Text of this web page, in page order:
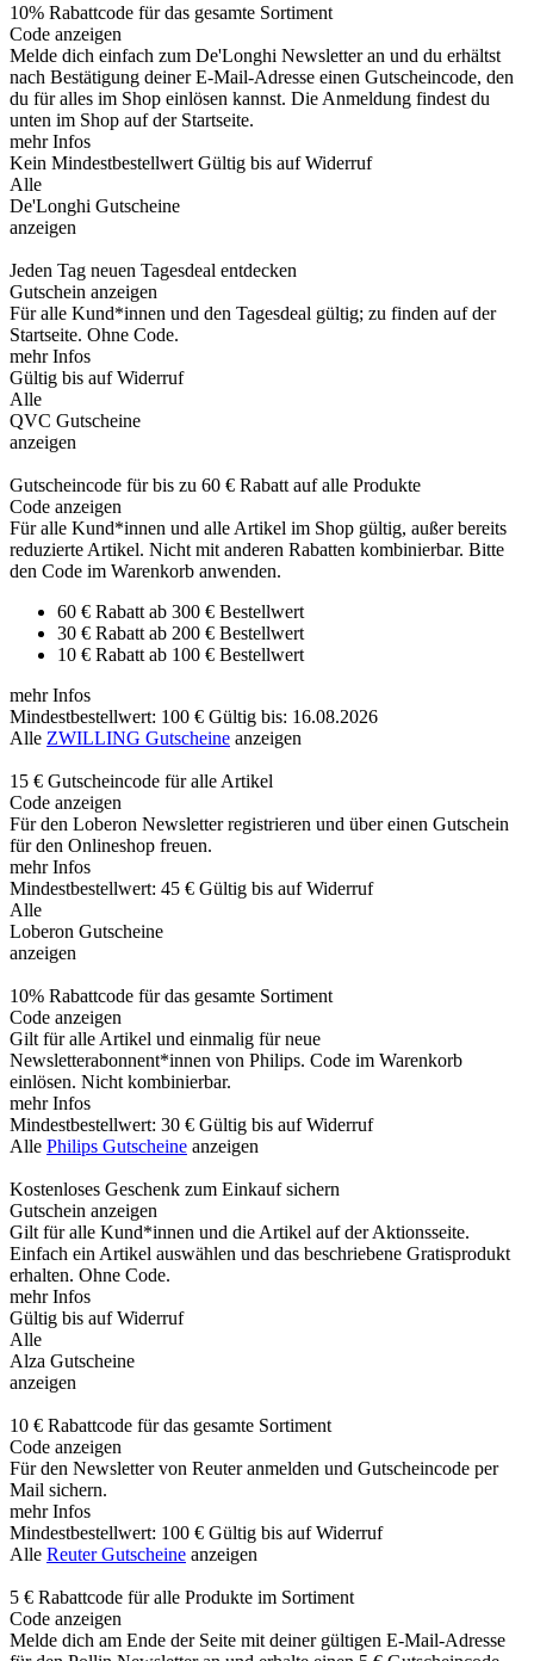
10% Rabattcode für das gesamte Sortiment
Code anzeigen
Melde dich einfach zum De'Longhi Newsletter an und du erhältst
nach Bestätigung deiner E-Mail-Adresse einen Gutscheincode, den
du für alles im Shop einlösen kannst. Die Anmeldung findest du
unten im Shop auf der Startseite.
mehr Infos
Kein Mindestbestellwert Gültig bis auf Widerruf
Alle
De'Longhi Gutscheine
anzeigen
Jeden Tag neuen Tagesdeal entdecken
Gutschein anzeigen
Für alle Kund*innen und den Tagesdeal gültig; zu finden auf der
Startseite. Ohne Code.
mehr Infos
Gültig bis auf Widerruf
Alle
QVC Gutscheine
anzeigen
Gutscheincode für bis zu 60 € Rabatt auf alle Produkte
Code anzeigen
Für alle Kund*innen und alle Artikel im Shop gültig, außer bereits
reduzierte Artikel. Nicht mit anderen Rabatten kombinierbar. Bitte
den Code im Warenkorb anwenden.
60 € Rabatt ab 300 € Bestellwert
30 € Rabatt ab 200 € Bestellwert
10 € Rabatt ab 100 € Bestellwert
mehr Infos
Mindestbestellwert: 100 € Gültig bis: 16.08.2026
Alle ZWILLING Gutscheine anzeigen
15 € Gutscheincode für alle Artikel
Code anzeigen
Für den Loberon Newsletter registrieren und über einen Gutschein
für den Onlineshop freuen.
mehr Infos
Mindestbestellwert: 45 € Gültig bis auf Widerruf
Alle
Loberon Gutscheine
anzeigen
10% Rabattcode für das gesamte Sortiment
Code anzeigen
Gilt für alle Artikel und einmalig für neue
Newsletterabonnent*innen von Philips. Code im Warenkorb
einlösen. Nicht kombinierbar.
mehr Infos
Mindestbestellwert: 30 € Gültig bis auf Widerruf
Alle Philips Gutscheine anzeigen
Kostenloses Geschenk zum Einkauf sichern
Gutschein anzeigen
Gilt für alle Kund*innen und die Artikel auf der Aktionsseite.
Einfach ein Artikel auswählen und das beschriebene Gratisprodukt
erhalten. Ohne Code.
mehr Infos
Gültig bis auf Widerruf
Alle
Alza Gutscheine
anzeigen
10 € Rabattcode für das gesamte Sortiment
Code anzeigen
Für den Newsletter von Reuter anmelden und Gutscheincode per
Mail sichern.
mehr Infos
Mindestbestellwert: 100 € Gültig bis auf Widerruf
Alle Reuter Gutscheine anzeigen
5 € Rabattcode für alle Produkte im Sortiment
Code anzeigen
Melde dich am Ende der Seite mit deiner gültigen E-Mail-Adresse